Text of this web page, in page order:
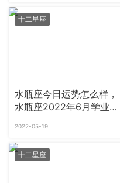
十二星座
水瓶座今日运势怎么样，
水瓶座2022年6月学业运
2022-05-19
十二星座